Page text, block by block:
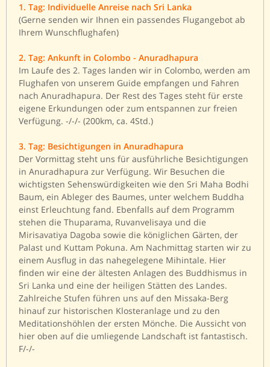
1. Tag: Individuelle Anreise nach Sri Lanka
(Gerne senden wir Ihnen ein passendes Flugangebot ab
Ihrem Wunschflughafen)
2. Tag: Ankunft in Colombo - Anuradhapura
Im Laufe des 2. Tages landen wir in Colombo, werden am
Flughafen von unserem Guide empfangen und Fahren
nach Anuradhapura. Der Rest des Tages steht für erste
eigene Erkundungen oder zum entspannen zur freien
Verfügung. -/-/- (200km, ca. 4Std.)
3. Tag: Besichtigungen in Anuradhapura
Der Vormittag steht uns für ausführliche Besichtigungen
in Anuradhapura zur Verfügung. Wir Besuchen die
wichtigsten Sehenswürdigkeiten wie den Sri Maha Bodhi
Baum, ein Ableger des Baumes, unter welchem Buddha
einst Erleuchtung fand. Ebenfalls auf dem Programm
stehen die Thuparama, Ruvanvelisaya und die
Mirisavatiya Dagoba sowie die königlichen Gärten, der
Palast und Kuttam Pokuna. Am Nachmittag starten wir zu
einem Ausflug in das nahegelegene Mihintale. Hier
finden wir eine der ältesten Anlagen des Buddhismus in
Sri Lanka und eine der heiligen Stätten des Landes.
Zahlreiche Stufen führen uns auf den Missaka-Berg
hinauf zur historischen Klosteranlage und zu den
Meditationshöhlen der ersten Mönche. Die Aussicht von
hier oben auf die umliegende Landschaft ist fantastisch.
F/-/-